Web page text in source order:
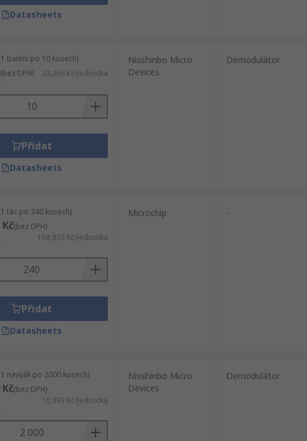
Datasheets
balení po 10 kusech)
(bez DPH) 23,366 Kč/jednotka
Přidat
Datasheets
Nisshinbo Micro
Devices
Demodulátor
tác po 240 kusech)
(bez DPH)
158,833 Kč/jednotka
Přidat
Datasheets
Microchip -
naviják po 2000 kusech)
(bez DPH)
10,493 Kč/jednotka
Nisshinbo Micro
Devices
Demodulátor